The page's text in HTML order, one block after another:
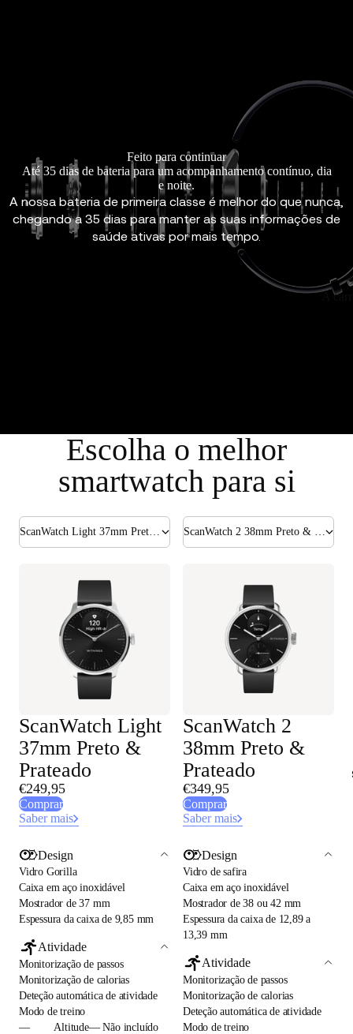
A
Feito para continuar
Até 35 dias de bateria para um acompanhamento contínuo, dia
e noite.
A nossa bateria de primeira classe é melhor do que nunca,
chegando a 35 dias para manter as suas informações de
saúde ativas por mais tempo.
Escolha o melhor
smartwatch para si
ScanWatch Light 37mm Preto & Prateado ScanWatch 2 38mm Preto & Prateado
ScanWatch Light
37mm Preto &
Prateado
€249,95
Comprar
Saber mais
Design
Vidro Gorilla
Caixa em aço inoxidável
Mostrador de 37 mm
Espessura da caixa de 9,85 mm
Atividade
Monitorização de passos
Monitorização de calorias
Deteção automática de atividade
Modo de treino
—
Altitude— Não incluído
ScanWatch 2
38mm Preto &
Prateado
€349,95
Comprar
Saber mais
Design
Vidro de safira
Caixa em aço inoxidável
Mostrador de 38 ou 42 mm
Espessura da caixa de 12,89 a
13,39 mm
Atividade
Monitorização de passos
Monitorização de calorias
Deteção automática de atividade
Modo de treino